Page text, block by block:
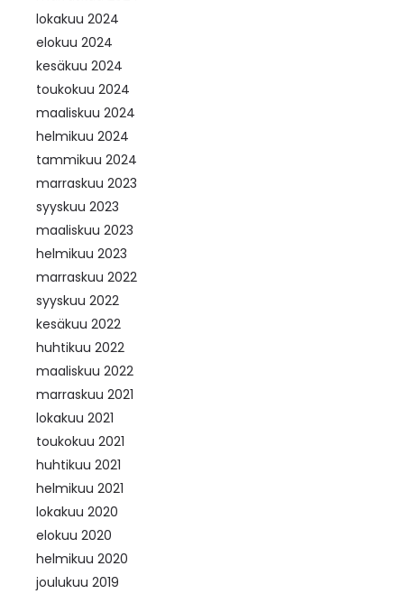
lokakuu 2024
elokuu 2024
kesäkuu 2024
toukokuu 2024
maaliskuu 2024
helmikuu 2024
tammikuu 2024
marraskuu 2023
syyskuu 2023
maaliskuu 2023
helmikuu 2023
marraskuu 2022
syyskuu 2022
kesäkuu 2022
huhtikuu 2022
maaliskuu 2022
marraskuu 2021
lokakuu 2021
toukokuu 2021
huhtikuu 2021
helmikuu 2021
lokakuu 2020
elokuu 2020
helmikuu 2020
joulukuu 2019